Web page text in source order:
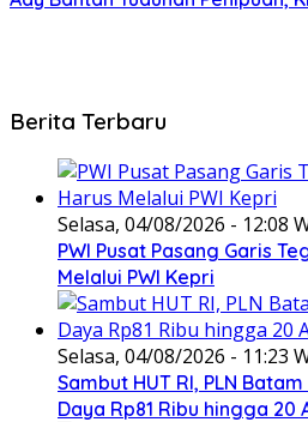
Berita Terbaru
Selasa, 04/08/2026 - 12:08
PWI Pusat Pasang Garis
Melalui PWI Kepri
Selasa, 04/08/2026 - 11:23
Sambut HUT RI, PLN
Daya Rp81 Ribu hingga 20